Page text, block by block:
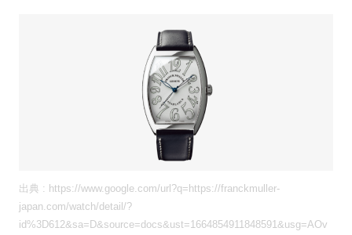
出典 : https://www.google.com/url?q=https://franckmuller-
japan.com/watch/detail/?
id%3D612&sa=D&source=docs&ust=1664854911848591&usg=AOv